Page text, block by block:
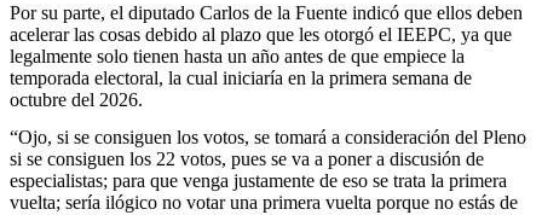
Por su parte, el diputado Carlos de la Fuente indicó que ellos deben
acelerar las cosas debido al plazo que les otorgó el IEEPC, ya que
legalmente solo tienen hasta un año antes de que empiece la
temporada electoral, la cual iniciaría en la primera semana de
octubre del 2026.
“Ojo, si se consiguen los votos, se tomará a consideración del Pleno
si se consiguen los 22 votos, pues se va a poner a discusión de
especialistas; para que venga justamente de eso se trata la primera
vuelta; sería ilógico no votar una primera vuelta porque no estás de